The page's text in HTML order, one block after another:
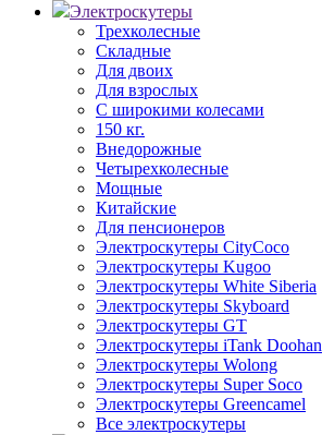
Электроскутеры
Трехколесные
Складные
Для двоих
Для взрослых
С широкими колесами
150 кг.
Внедорожные
Четырехколесные
Мощные
Китайские
Для пенсионеров
Электроскутеры CityCoco
Электроскутеры Kugoo
Электроскутеры White Siberia
Электроскутеры Skyboard
Электроскутеры GT
Электроскутеры iTank Doohan
Электроскутеры Wolong
Электроскутеры Super Soco
Электроскутеры Greencamel
Все электроскутеры